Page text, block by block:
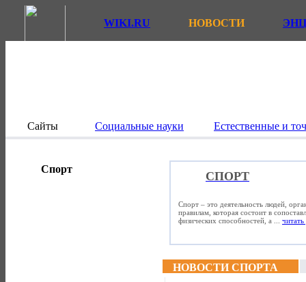
WIKI.RU НОВОСТИ
Сайты Социальные науки Естественные и
Спорт
СПОРТ
Спорт – это деятельность людей,
правилам, которая состоит в
физических способностей, а ... читать
НОВОСТИ СПОРТА